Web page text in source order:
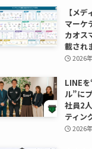
【メ
マーケ
カオス
載され
2026
LINE
ル”に
社員2
ティン
2026